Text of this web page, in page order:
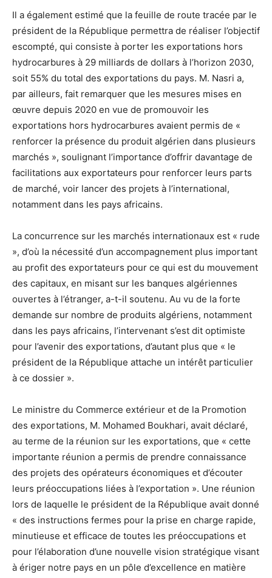
Il a également estimé que la feuille de route tracée par le
président de la République permettra de réaliser l’objectif
escompté, qui consiste à porter les exportations hors
hydrocarbures à 29 milliards de dollars à l’horizon 2030,
soit 55% du total des exportations du pays. M. Nasri a,
par ailleurs, fait remarquer que les mesures mises en
œuvre depuis 2020 en vue de promouvoir les
exportations hors hydrocarbures avaient permis de «
renforcer la présence du produit algérien dans plusieurs
marchés », soulignant l’importance d’offrir davantage de
facilitations aux exportateurs pour renforcer leurs parts
de marché, voir lancer des projets à l’international,
notamment dans les pays africains.
La concurrence sur les marchés internationaux est « rude
», d’où la nécessité d’un accompagnement plus important
au profit des exportateurs pour ce qui est du mouvement
des capitaux, en misant sur les banques algériennes
ouvertes à l’étranger, a-t-il soutenu. Au vu de la forte
demande sur nombre de produits algériens, notamment
dans les pays africains, l’intervenant s’est dit optimiste
pour l’avenir des exportations, d’autant plus que « le
président de la République attache un intérêt particulier
à ce dossier ».
Le ministre du Commerce extérieur et de la Promotion
des exportations, M. Mohamed Boukhari, avait déclaré,
au terme de la réunion sur les exportations, que « cette
importante réunion a permis de prendre connaissance
des projets des opérateurs économiques et d’écouter
leurs préoccupations liées à l’exportation ». Une réunion
lors de laquelle le président de la République avait donné
« des instructions fermes pour la prise en charge rapide,
minutieuse et efficace de toutes les préoccupations et
pour l’élaboration d’une nouvelle vision stratégique visant
à ériger notre pays en un pôle d’excellence en matière